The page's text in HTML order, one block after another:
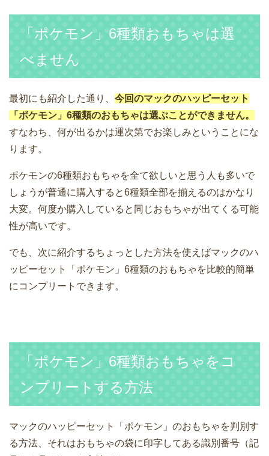
「ポケモン」6種類おもちゃは選
べません
最初にも紹介した通り、 今回のマックのハッピーセット
「ポケモン」6種類のおもちゃは選ぶことができません。
すなわち、何が出るかは運次第でお楽しみということにな
ります。
ポケモンの6種類おもちゃを全て欲しいと思う人も多いで
しょうが普通に購入すると6種類全部を揃えるのはかなり
大変。何度か購入していると同じおもちゃが出てくる可能
性が高いです。
でも、次に紹介するちょっとした方法を使えばマックのハ
ッピーセット「ポケモン」6種類のおもちゃを比較的簡単
にコンプリートできます。
「ポケモン」6種類おもちゃをコ
ンプリートする方法
マックのハッピーセット「ポケモン」のおもちゃを判別す
る方法、それはおもちゃの袋に印字してある識別番号（記